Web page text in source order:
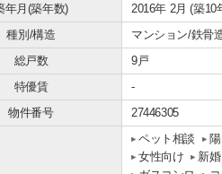
年月(築年数) 2016年 2月 (築10
種別/構造
マンション/鉄骨
総戸数
9戸
特優賃
-
物件番号
27446305
ペット相談
女性向け
新